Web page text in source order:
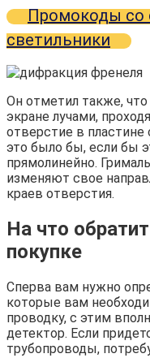
Промокоды со
светильники
Он отметил также,
экране лучами,
отверстие в
это было бы, если бы
прямолинейно.
изменяют свое
краев отверстия.
На что
покупке
Сперва вам нужно
которые вам
проводку, с этим
детектор. Если
трубопроводы,